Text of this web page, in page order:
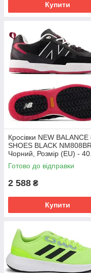
Купити
Кросівки NEW BALANCE
SHOES BLACK
Чорний, Розмір (EU) -
Готово до відправки
2 588 ₴
Купити